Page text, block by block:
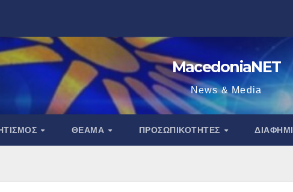
MacedoniaNET
News & Media
ΘΈΑΜΑ ΠΡΟΣΩΠΙΚΌΤΗΤΕΣ